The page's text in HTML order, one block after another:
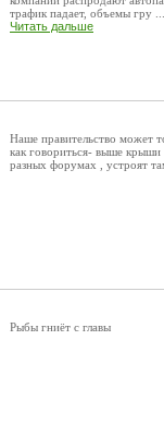
трафик падает, объемы гру ...
Читать дальше
Наше правительство может
как говориться- выше
разных форумах , устроят
Рыбы гниёт с главы